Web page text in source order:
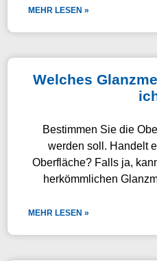
MEHR LESEN »
Welches
Bestimmen Sie die
werden soll. Handelt
Oberfläche? Falls ja,
herkömmlichen
MEHR LESEN »